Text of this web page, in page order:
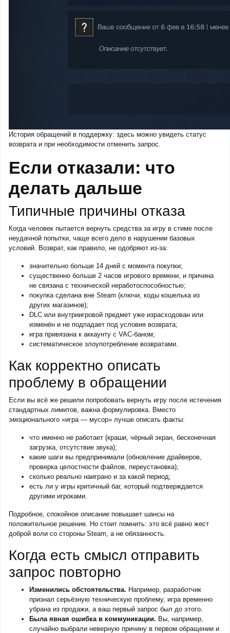
История обращений в поддержку: здесь можно увидеть статус
возврата и при необходимости отменить запрос.
Если отказали: что
делать дальше
Типичные причины отказа
Когда человек пытается вернуть средства за игру в стиме после
неудачной попытки, чаще всего дело в нарушении базовых
условий. Возврат, как правило, не одобряют из-за:
значительно больше 14 дней с момента покупки;
существенно больше 2 часов игрового времени, и причина
не связана с технической неработоспособностью;
покупка сделана вне Steam (ключи, коды кошелька из
других магазинов);
DLC или внутриигровой предмет уже израсходован или
изменён и не подпадает под условия возврата;
игра привязана к аккаунту с VAC-баном;
систематическое злоупотребление возвратами.
Как корректно описать
проблему в обращении
Если вы всё же решили попробовать вернуть игру после истечения
стандартных лимитов, важна формулировка. Вместо
эмоционального «игра — мусор» лучше описать факты:
что именно не работает (краши, чёрный экран, бесконечная
загрузка, отсутствие звука);
какие шаги вы предпринимали (обновление драйверов,
проверка целостности файлов, переустановка);
сколько реально наиграно и за какой период;
есть ли у игры критичный баг, который подтверждается
другими игроками.
Подробное, спокойное описание повышает шансы на
положительное решение. Но стоит помнить: это всё равно жест
доброй воли со стороны Steam, а не обязанность.
Когда есть смысл отправить
запрос повторно
Изменились обстоятельства. Например, разработчик
признал серьёзную техническую проблему, игра временно
убрана из продажи, а ваш первый запрос был до этого.
Была явная ошибка в коммуникации. Вы, например,
случайно выбрали неверную причину в первом обращении и